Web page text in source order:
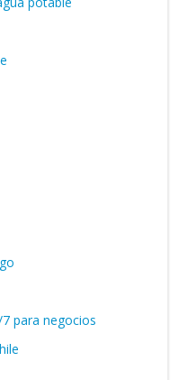
para negocios